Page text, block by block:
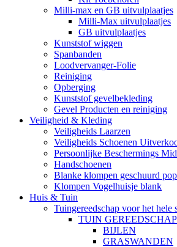
Milli-max en GB uitvulplaatjes
Milli-Max uitvulplaatjes
GB uitvulplaatjes
Kunststof wiggen
Spanbanden
Loodvervanger-Folie
Reiniging
Opberging
Kunststof gevelbekleding
Gevel Producten en reiniging
Veiligheid & Kleding
Veiligheids Laarzen
Veiligheids Schoenen
Persoonlijke Beschermings
Handschoenen
Blanke klompen geschuurd
Klompen Vogelhuisje blank
Huis & Tuin
Tuingereedschap voor het hele
TUIN GEREEDSCHAP
BIJLEN
GRASWANDEN